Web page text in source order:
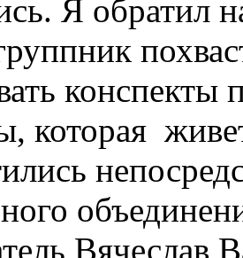
Я обратил
конспекты
которая
Вячеслав